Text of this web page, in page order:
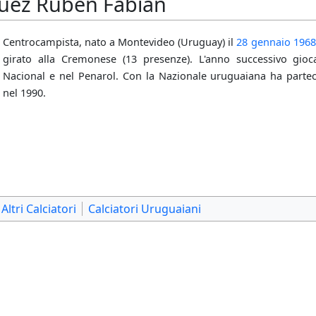
Centrocampista, nato a Montevideo (Uruguay) il28 gennaio 1968
girato alla Cremonese (13 presenze). L'anno successivo
Nacional e nel Penarol. Con la Nazionale uruguaiana ha
nel 1990.
Altri Calciatori Calciatori Uruguaiani